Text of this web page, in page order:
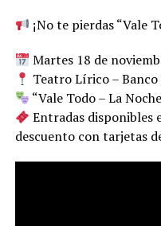
¡No te pierdas “Vale
Martes 18 de
Teatro Lírico –
“Vale Todo – La
Entradas disponibles
descuento con tarjetas